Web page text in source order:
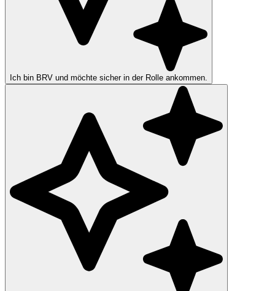
Ich bin BRV und möchte sicher in der Rolle ankommen.